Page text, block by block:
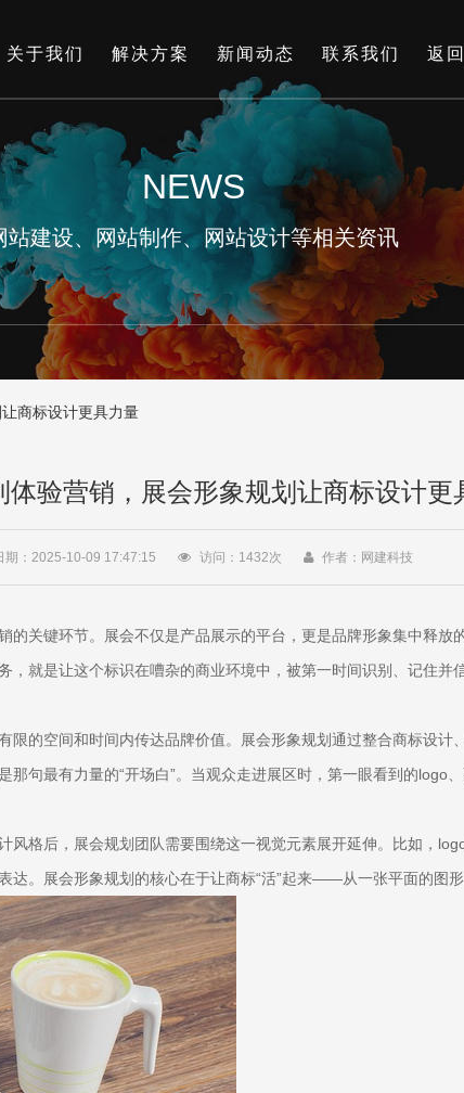
关于我们 解决方案 新闻动态 联系我们 返
NEWS
站建设、网站制作、网站设计等相关资讯
商标设计更具力量
体验营销，展会形象规划让商标设计更
期：2025-10-09 17:47:15 访问： 1432次 作者：网建科技
的关键环节。展会不仅是产品展示的平台，更是品牌形象集中释
就是让这个标识在嘈杂的商业环境中，被第一时间识别、记住并信
的空间和时间内传达品牌价值。展会形象规划通过整合商标设
句最有力量的“开场白”。当观众走进展区时，第一眼看到的logo
格后，展会规划团队需要围绕这一视觉元素展开延伸。比如，
。展会形象规划的核心在于让商标“活”起来——从一张平面的图